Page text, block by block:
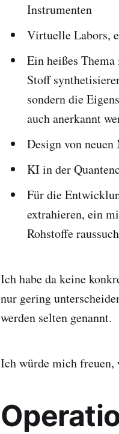
Instrumenten
Virtuelle Labors,
Ein heißes
Stoff
sondern die
auch anerkannt
Design von
KI in der
Für die
extrahieren, ein
Rohstoffe
Ich habe da keine
nur gering
werden selten genannt.
Ich würde mich freuen,